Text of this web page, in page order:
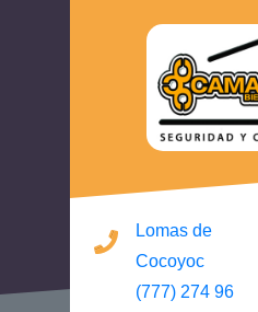
Lomas de
Cocoyoc
(777) 274 96